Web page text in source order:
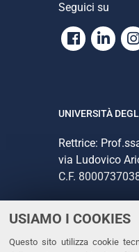
USIAMO I COOKIES
Questo sito utilizza cookie
Seguici su
Facebook
UNIVERSITÀ
Rettrice:
via Ludovico
C.F.
CONTATTI
Tel. +39 0532